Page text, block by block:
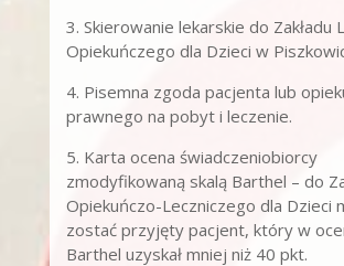
3. Skierowanie lekarskie do Zakładu
Opiekuńczego dla Dzieci w
4. Pisemna zgoda pacjenta lub
prawnego na pobyt i leczenie.
5. Karta ocena świadczeniobiorcy
zmodyfikowaną skalą Barthel – do
Opiekuńczo-Leczniczego dla Dzieci
zostać przyjęty pacjent, który w
Barthel uzyskał mniej niż 40 pkt.